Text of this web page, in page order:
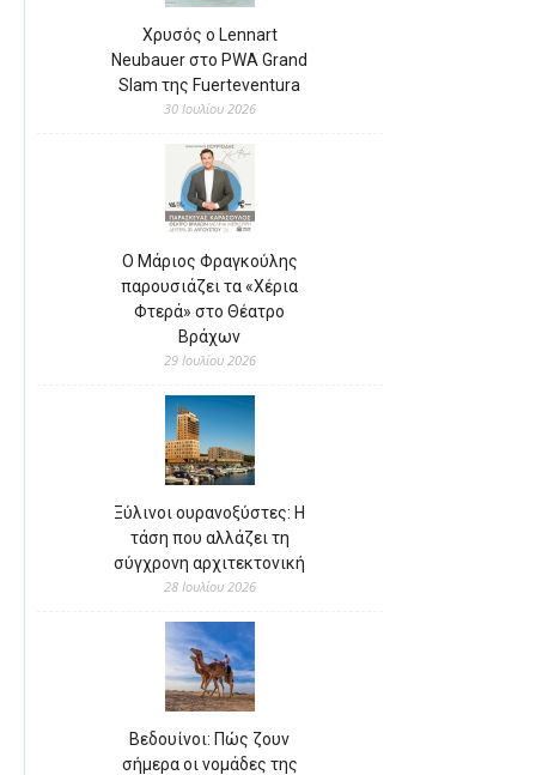
Χρυσός ο Lennart
Neubauer στο PWA Grand
Slam της Fuerteventura
30 Ιουλίου 2026
Ο Μάριος Φραγκούλης
παρουσιάζει τα «Χέρια
Φτερά» στο Θέατρο
Βράχων
29 Ιουλίου 2026
Ξύλινοι ουρανοξύστες: Η
τάση που αλλάζει τη
σύγχρονη αρχιτεκτονική
28 Ιουλίου 2026
Βεδουίνοι: Πώς ζουν
σήμερα οι νομάδες της